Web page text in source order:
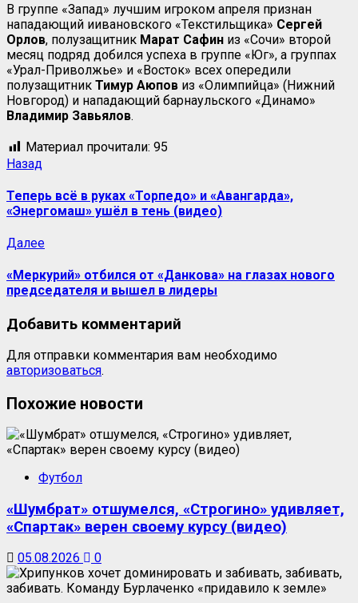
В группе «Запад» лучшим игроком апреля признан
нападающий иивановского «Текстильщика» Сергей
Орлов, полузащитник Марат Сафин из «Сочи» второй
месяц подряд добился успеха в группе «Юг», а группах
«Урал-Приволжье» и «Восток» всех опередили
полузащитник Тимур Аюпов из «Олимпийца» (Нижний
Новгород) и нападающий барнаульского «Динамо»
Владимир Завьялов.
Материал прочитали: 95
Навигация
записи
Назад
Теперь всё в руках «Торпедо» и «Авангарда»,
«Энергомаш» ушёл в тень (видео)
ДалееСледующая
«Меркурий» отбился от «Данкова» на глазах нового
председателя и вышел в лидеры
Добавить комментарий
Для отправки комментария вам необходимо
авторизоваться.
Похожие новости
Футбол
«Шумбрат» отшумелся, «Строгино» удивляет,
«Спартак» верен своему курсу (видео)
05.08.2026 0